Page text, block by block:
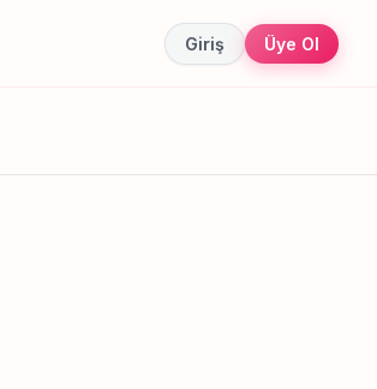
Giriş Üye Ol
Canlı sonuçlar Online randevu